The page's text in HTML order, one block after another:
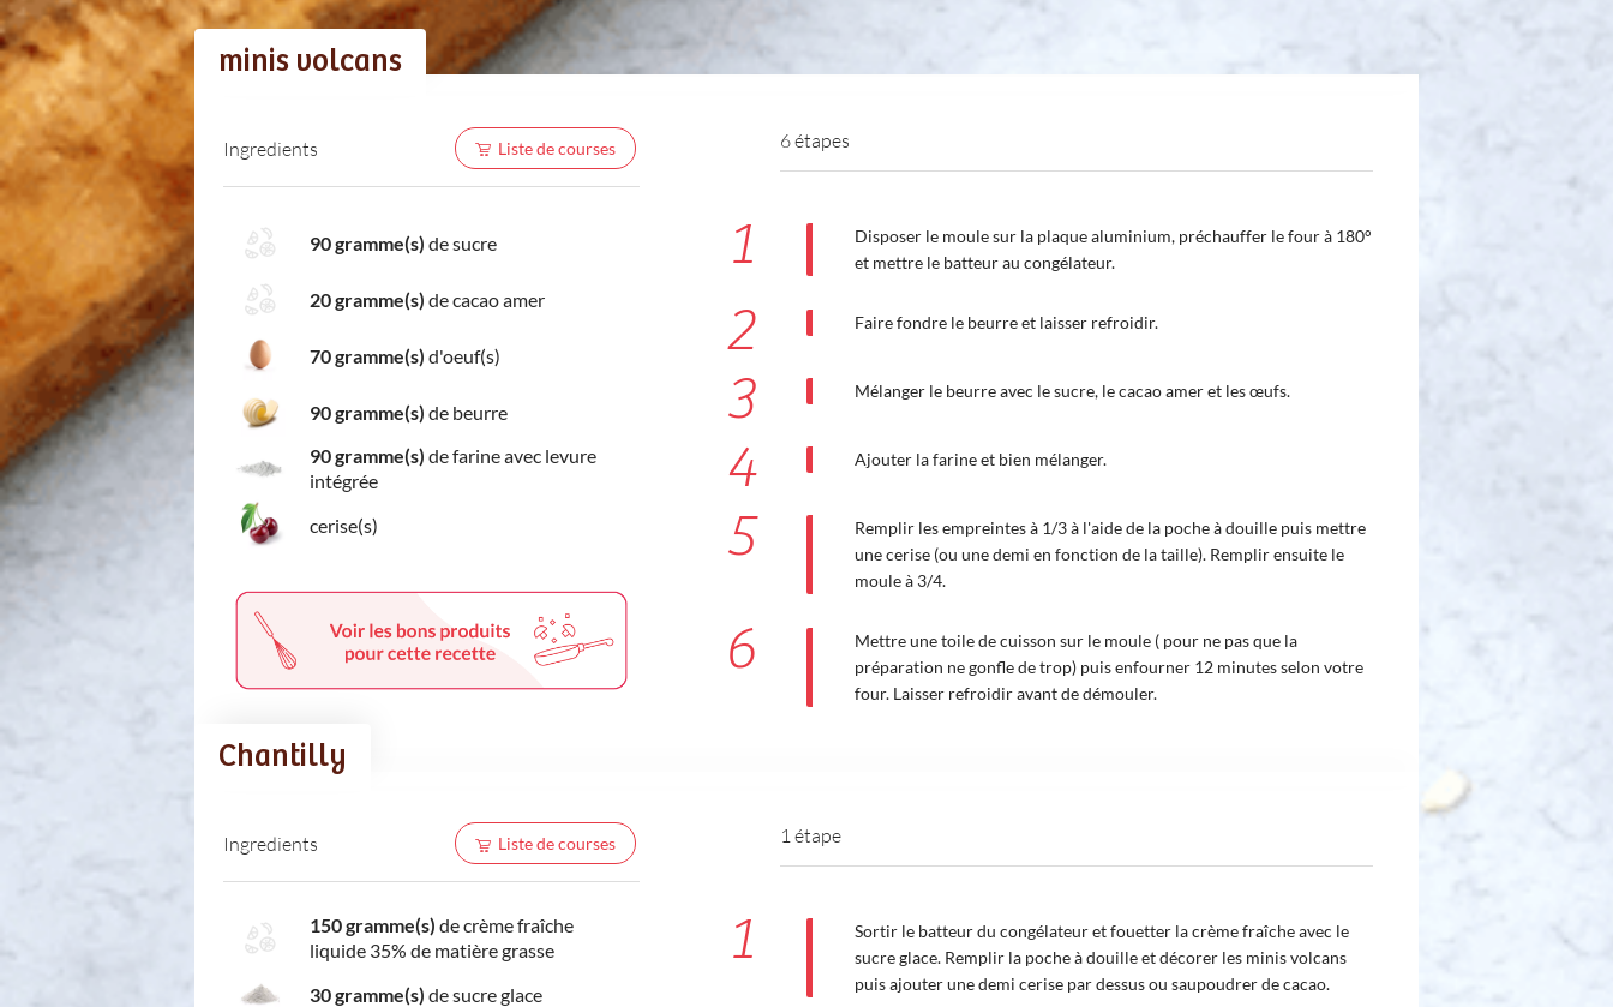
minis volcans
Ingredients Liste de courses
90 gramme(s) de sucre
20 gramme(s) de cacao amer
70 gramme(s) d'oeuf(s)
90 gramme(s) de beurre
90 gramme(s) de farine avec levure
intégrée
cerise(s)
6 étapes
1
Disposer le moule sur la plaque aluminium, préchauffer le four à 180°
et mettre le batteur au congélateur.
2 Faire fondre le beurre et laisser refroidir.
3 Mélanger le beurre avec le sucre, le cacao amer et les œufs.
4 Ajouter la farine et bien mélanger.
5
Remplir les empreintes à 1/3 à l'aide de la poche à douille puis mettre
une cerise (ou une demi en fonction de la taille). Remplir ensuite le
moule à 3/4.
6
Mettre une toile de cuisson sur le moule ( pour ne pas que la
préparation ne gonfle de trop) puis enfourner 12 minutes selon votre
four. Laisser refroidir avant de démouler.
Chantilly
Ingredients Liste de courses
150 gramme(s) de crème fraîche
liquide 35% de matière grasse
30 gramme(s) de sucre glace
1 étape
1
Sortir le batteur du congélateur et fouetter la crème fraîche avec le
sucre glace. Remplir la poche à douille et décorer les minis volcans
puis ajouter une demi cerise par dessus ou saupoudrer de cacao.